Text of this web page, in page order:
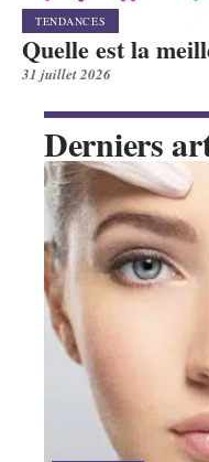
TENDANCES
Quelle est la
31 juillet 2026
Derniers